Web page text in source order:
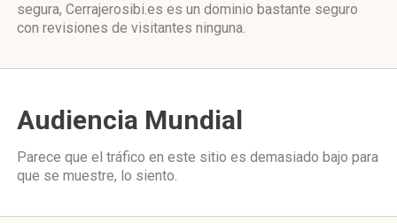
segura, Cerrajerosibi.es es un dominio bastante seguro
con revisiones de visitantes ninguna.
Audiencia Mundial
Parece que el tráfico en este sitio es demasiado bajo para
que se muestre, lo siento.